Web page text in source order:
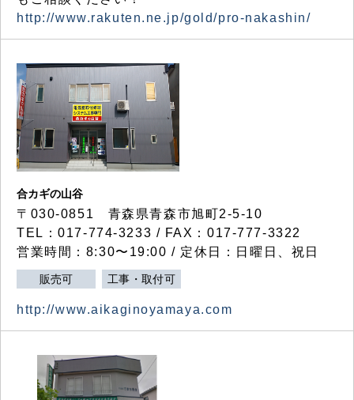
http://www.rakuten.ne.jp/gold/pro-nakashin/
合カギの山谷
〒030-0851 青森県青森市旭町2-5-10
TEL：017-774-3233 / FAX：017-777-3322
営業時間：8:30〜19:00 / 定休日：日曜日、祝日
販売可 工事・取付可
http://www.aikaginoyamaya.com